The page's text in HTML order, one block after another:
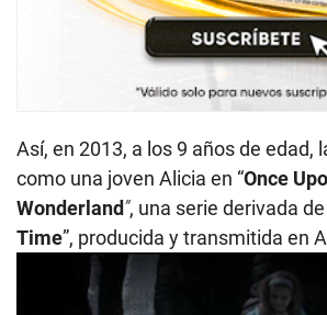
Así, en 2013, a los 9 años de edad,
como una joven Alicia en “Once
Wonderland”, una serie derivada de
Time”, producida y transmitida en